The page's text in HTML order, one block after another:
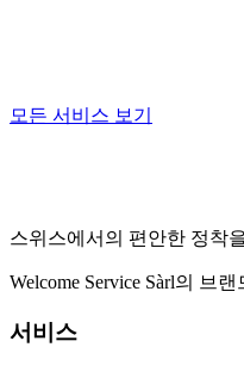
모든 서비스 보기
스위스에서의 편안한 정착
Welcome Service Sàrl의 브랜
서비스